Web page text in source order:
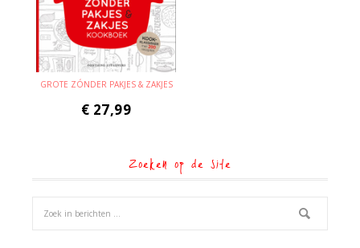
GROTE ZÓNDER PAKJES & ZAKJES
€ 27,99
Zoeken op de site